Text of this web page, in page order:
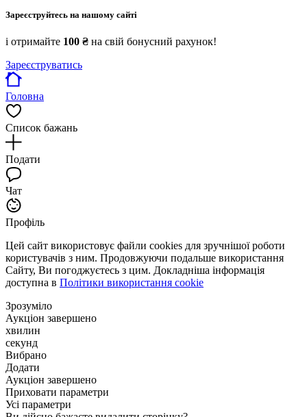
Зареєструйтесь на нашому сайті
і отримайте 100 ₴ на свій бонусний рахунок!
Зареєструватись
Головна
Список бажань
Подати
Чат
Профіль
Цей сайт використовує файли cookies для зручнішої роботи
користувачів з ним. Продовжуючи подальше використання
Сайту, Ви погоджуєтесь з цим. Докладніша інформація
доступна в Політики використання cookie
Зрозуміло
Аукціон завершено
хвилин
секунд
Вибрано
Додати
Аукціон завершено
Приховати параметри
Усі параметри